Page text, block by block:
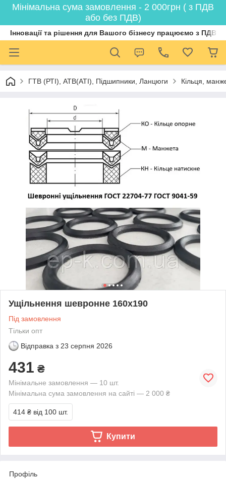
Мінімальна сума замовлення - 2 000грн ( з ПДВ
або без ПДВ)
Інновації та рішення для Вашого бізнесу працюємо з ПДВ
ГТВ (РТI), АТВ(АТI), Пiдшипники, Ланцюги Кільця,
Ущільнення шевронне 160х190
Під замовлення
Тільки опт
Відправка з 23 серпня 2026
431 ₴
Мінімальне замовлення — 10 шт.
Мінімальна сума замовлення на сайті — 2 000 ₴
414 ₴ від 100 шт.
Купити
Профіль